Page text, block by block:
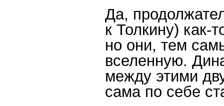
Да,
к Толкину) как-
но они, тем
вселенную.
между этими
сама по себе